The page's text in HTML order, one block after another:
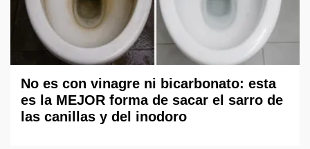
No es con vinagre ni bicarbonato: esta
es la MEJOR forma de sacar el sarro de
las canillas y del inodoro